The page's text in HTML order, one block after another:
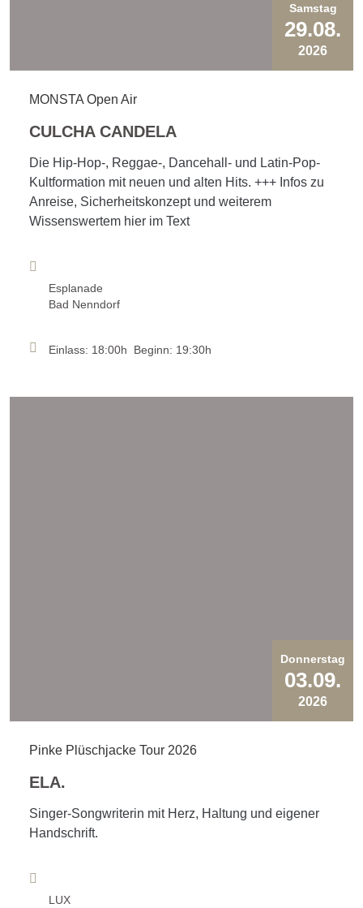
Samstag
29.08.
2026
MONSTA Open Air
CULCHA CANDELA
Die Hip-Hop-, Reggae-, Dancehall- und Latin-Pop-
Kultformation mit neuen und alten Hits. +++ Infos zu
Anreise, Sicherheitskonzept und weiterem
Wissenswertem hier im Text
Esplanade
Bad Nenndorf
Einlass: 18:00h Beginn: 19:30h
Donnerstag
03.09.
2026
Pinke Plüschjacke Tour 2026
ELA.
Singer-Songwriterin mit Herz, Haltung und eigener
Handschrift.
LUX